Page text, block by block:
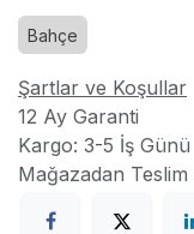
Bahçe
Şartlar ve Koşullar
12 Ay Garanti
Kargo: 3-5 İş Günü
Mağazadan Teslim